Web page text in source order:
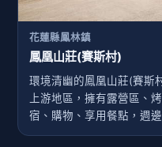
花蓮縣鳳林鎮
鳳凰山莊(賽斯村)
環境清幽的鳳凰山莊(賽斯
上游地區，擁有露營區、
宿、購物、享用餐點，週
瀑布與鳳林溪，十分適合